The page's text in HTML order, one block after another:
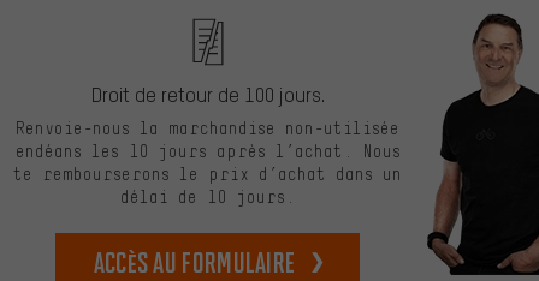
Droit de retour de 100 jours.
Renvoie-nous la marchandise non-utilisée
endéans les 10 jours après l’achat. Nous
te rembourserons le prix d’achat dans un
délai de 10 jours.
Accès au formulaire